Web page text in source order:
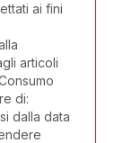
ai fini
articoli
di:
dalla data